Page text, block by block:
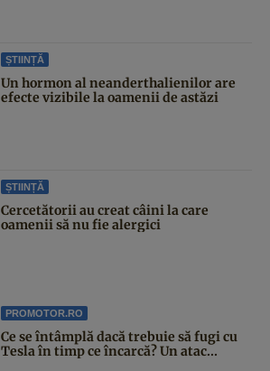
ȘTIINȚĂ
Un hormon al neanderthalienilor are
efecte vizibile la oamenii de astăzi
ȘTIINȚĂ
Cercetătorii au creat câini la care
oamenii să nu fie alergici
PROMOTOR.RO
Ce se întâmplă dacă trebuie să fugi cu
Tesla în timp ce încarcă? Un atac...